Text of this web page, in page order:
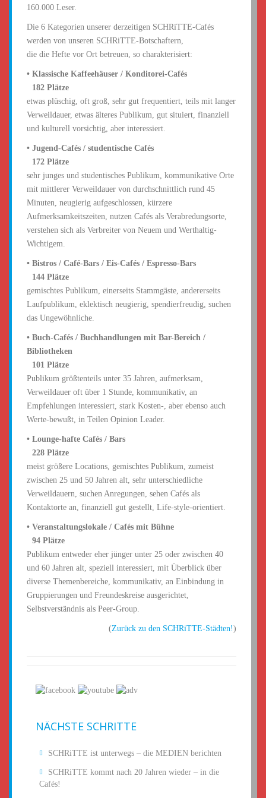
160.000 Leser.
Die 6 Kategorien unserer derzeitigen SCHRiTTE-Cafés
werden von unseren SCHRiTTE-Botschaftern,
die die Hefte vor Ort betreuen, so charakterisiert:
• Klassische Kaffeehäuser / Konditorei-Cafés
182 Plätze
etwas plüschig, oft groß, sehr gut frequentiert, teils mit langer
Verweildauer, etwas älteres Publikum, gut situiert, finanziell
und kulturell vorsichtig, aber interessiert.
• Jugend-Cafés / studentische Cafés
172 Plätze
sehr junges und studentisches Publikum, kommunikative Orte
mit mittlerer Verweildauer von durchschnittlich rund 45
Minuten, neugierig aufgeschlossen, kürzere
Aufmerksamkeitszeiten, nutzen Cafés als Verabredungsorte,
verstehen sich als Verbreiter von Neuem und Werthaltig-
Wichtigem.
• Bistros / Café-Bars / Eis-Cafés / Espresso-Bars
144 Plätze
gemischtes Publikum, einerseits Stammgäste, andererseits
Laufpublikum, eklektisch neugierig, spendierfreudig, suchen
das Ungewöhnliche.
• Buch-Cafés / Buchhandlungen mit Bar-Bereich /
Bibliotheken
101 Plätze
Publikum größtenteils unter 35 Jahren, aufmerksam,
Verweildauer oft über 1 Stunde, kommunikativ, an
Empfehlungen interessiert, stark Kosten-, aber ebenso auch
Werte-bewußt, in Teilen Opinion Leader.
• Lounge-hafte Cafés / Bars
228 Plätze
meist größere Locations, gemischtes Publikum, zumeist
zwischen 25 und 50 Jahren alt, sehr unterschiedliche
Verweildauern, suchen Anregungen, sehen Cafés als
Kontaktorte an, finanziell gut gestellt, Life-style-orientiert.
• Veranstaltungslokale / Cafés mit Bühne
94 Plätze
Publikum entweder eher jünger unter 25 oder zwischen 40
und 60 Jahren alt, speziell interessiert, mit Überblick über
diverse Themenbereiche, kommunikativ, an Einbindung in
Gruppierungen und Freundeskreise ausgerichtet,
Selbstverständnis als Peer-Group.
(Zurück zu den SCHRiTTE-Städten!)
NÄCHSTE SCHRITTE
SCHRiTTE ist unterwegs – die MEDIEN berichten
SCHRiTTE kommt nach 20 Jahren wieder – in die
Cafés!